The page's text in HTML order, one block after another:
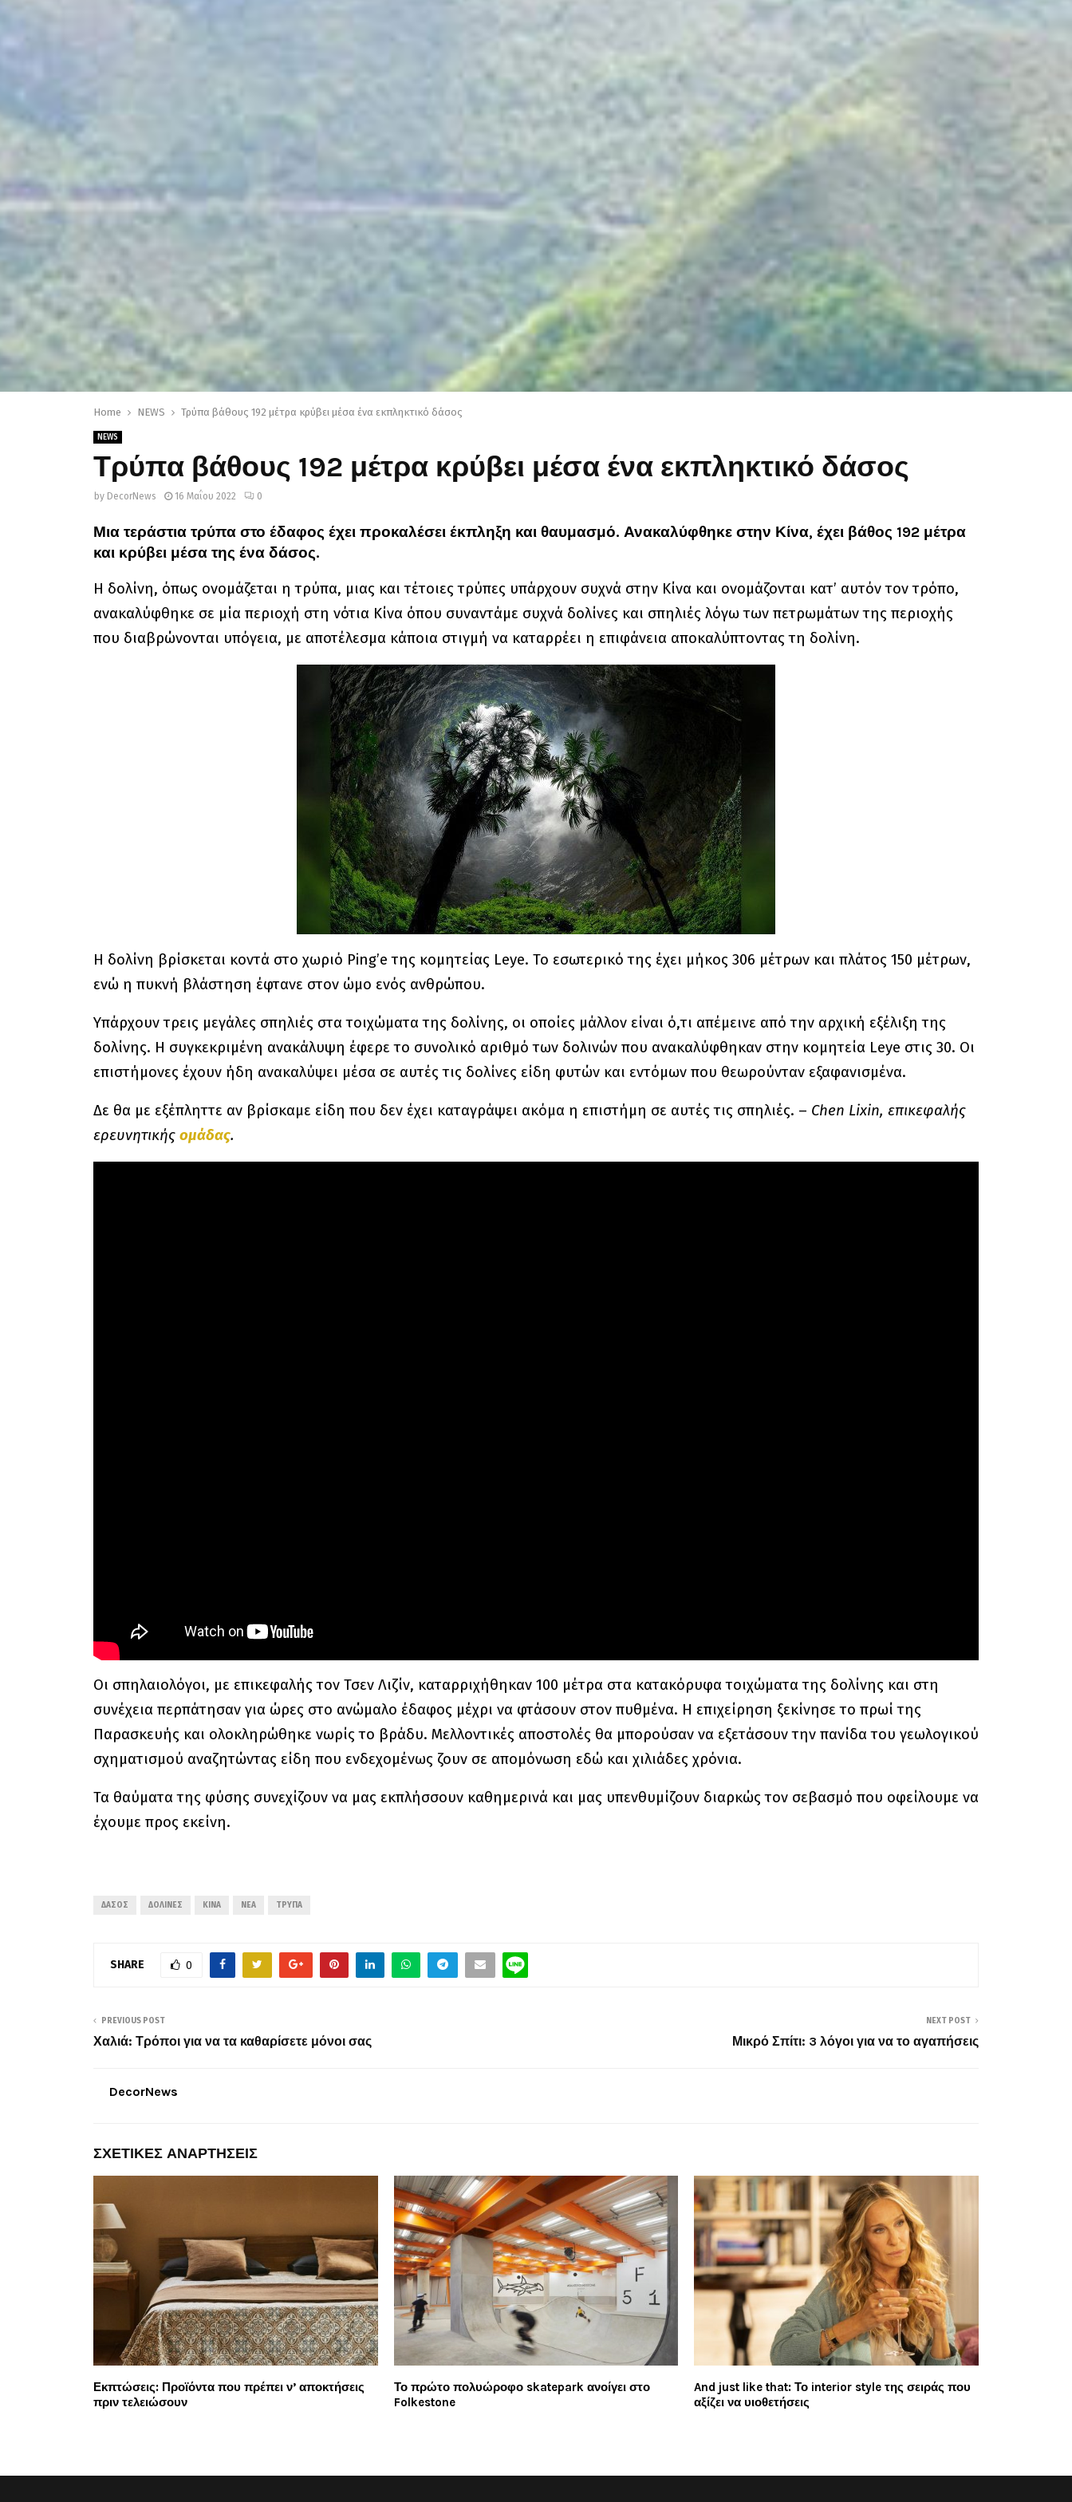
Home NEWS Τρύπα βάθους 192 μέτρα κρύβει μέσα ένα εκπληκτικό δάσος
NEWS
Τρύπα βάθους 192 μέτρα κρύβει μέσα ένα εκπληκτικό δάσος
by DecorNews 16 Μαΐου 2022 0
Μια τεράστια τρύπα στο έδαφος έχει προκαλέσει έκπληξη και θαυμασμό. Ανακαλύφθηκε στην Κίνα, έχει βάθος 192 μέτρα
και κρύβει μέσα της ένα δάσος.
Η δολίνη, όπως ονομάζεται η τρύπα, μιας και τέτοιες τρύπες υπάρχουν συχνά στην Κίνα και ονομάζονται κατ’ αυτόν τον τρόπο,
ανακαλύφθηκε σε μία περιοχή στη νότια Κίνα όπου συναντάμε συχνά δολίνες και σπηλιές λόγω των πετρωμάτων της περιοχής
που διαβρώνονται υπόγεια, με αποτέλεσμα κάποια στιγμή να καταρρέει η επιφάνεια αποκαλύπτοντας τη δολίνη.
Η δολίνη βρίσκεται κοντά στο χωριό Ping’e της κομητείας Leye. Το εσωτερικό της έχει μήκος 306 μέτρων και πλάτος 150 μέτρων,
ενώ η πυκνή βλάστηση έφτανε στον ώμο ενός ανθρώπου.
Υπάρχουν τρεις μεγάλες σπηλιές στα τοιχώματα της δολίνης, οι οποίες μάλλον είναι ό,τι απέμεινε από την αρχική εξέλιξη της
δολίνης. Η συγκεκριμένη ανακάλυψη έφερε το συνολικό αριθμό των δολινών που ανακαλύφθηκαν στην κομητεία Leye στις 30. Οι
επιστήμονες έχουν ήδη ανακαλύψει μέσα σε αυτές τις δολίνες είδη φυτών και εντόμων που θεωρούνταν εξαφανισμένα.
Δε θα με εξέπληττε αν βρίσκαμε είδη που δεν έχει καταγράψει ακόμα η επιστήμη σε αυτές τις σπηλιές. – Chen Lixin, επικεφαλής
ερευνητικής ομάδας.
Οι σπηλαιολόγοι, με επικεφαλής τον Τσεν Λιζίν, καταρριχήθηκαν 100 μέτρα στα κατακόρυφα τοιχώματα της δολίνης και στη
συνέχεια περπάτησαν για ώρες στο ανώμαλο έδαφος μέχρι να φτάσουν στον πυθμένα. Η επιχείρηση ξεκίνησε το πρωί της
Παρασκευής και ολοκληρώθηκε νωρίς το βράδυ. Μελλοντικές αποστολές θα μπορούσαν να εξετάσουν την πανίδα του γεωλογικού
σχηματισμού αναζητώντας είδη που ενδεχομένως ζουν σε απομόνωση εδώ και χιλιάδες χρόνια.
Τα θαύματα της φύσης συνεχίζουν να μας εκπλήσσουν καθημερινά και μας υπενθυμίζουν διαρκώς τον σεβασμό που οφείλουμε να
έχουμε προς εκείνη.
ΔΆΣΟΣ ΔΟΛΊΝΕΣ ΚΊΝΑ ΝΈΑ ΤΡΎΠΑ
SHARE 0
PREVIOUS POST
Χαλιά: Τρόποι για να τα καθαρίσετε μόνοι σας
NEXT POST
Μικρό Σπίτι: 3 λόγοι για να το αγαπήσεις
DecorNews
ΣΧΕΤΙΚΈΣ ΑΝΑΡΤΉΣΕΙΣ
Εκπτώσεις: Προϊόντα που πρέπει ν’ αποκτήσεις
πριν τελειώσουν
Το πρώτο πολυώροφο skatepark ανοίγει στο
Folkestone
And just like that: Το interior style της σειράς που
αξίζει να υιοθετήσεις